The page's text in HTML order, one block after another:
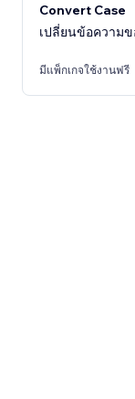
Convert Case
เปลี่ยนข้อความ
มีแพ็กเกจใช้งานฟรี